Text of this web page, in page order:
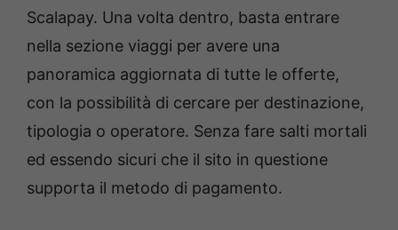
Scalapay. Una volta dentro, basta entrare
nella sezione viaggi per avere una
panoramica aggiornata di tutte le offerte,
con la possibilità di cercare per destinazione,
tipologia o operatore. Senza fare salti mortali
ed essendo sicuri che il sito in questione
supporta il metodo di pagamento.